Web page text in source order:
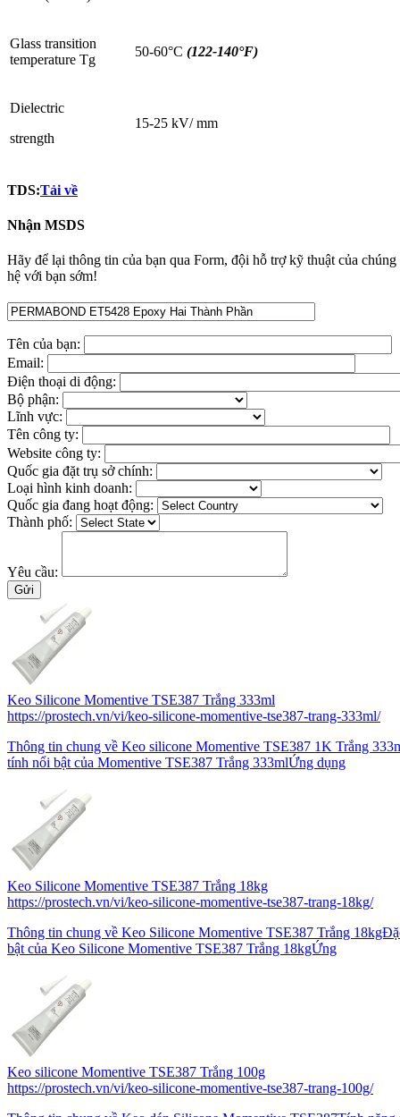
Glass transition
temperature Tg
50-60°C (122-140°F)
Dielectric
strength
15-25 kV/ mm
TDS:Tải về
Nhận MSDS
Hãy để lại thông tin của bạn qua Form, đội hỗ trợ kỹ thuật của chúng
hệ với bạn sớm!
Tên của bạn:
Email:
Điện thoại di động:
Bộ phận:
Lĩnh vực:
Tên công ty:
Website công ty:
Quốc gia đặt trụ sở chính:
Loại hình kinh doanh:
Quốc gia đang hoạt động:
Thành phố:
Yêu cầu:
Keo Silicone Momentive TSE387 Trắng 333ml
https://prostech.vn/vi/keo-silicone-momentive-tse387-trang-333ml/
Thông tin chung về Keo silicone Momentive TSE387 1K Trắng
tính nổi bật của Momentive TSE387 Trắng 333mlỨng dụng
Keo Silicone Momentive TSE387 Trắng 18kg
https://prostech.vn/vi/keo-silicone-momentive-tse387-trang-18kg/
Thông tin chung về Keo Silicone Momentive TSE387 Trắng
bật của Keo Silicone Momentive TSE387 Trắng 18kgỨng
Keo silicone Momentive TSE387 Trắng 100g
https://prostech.vn/vi/keo-silicone-momentive-tse387-trang-100g/